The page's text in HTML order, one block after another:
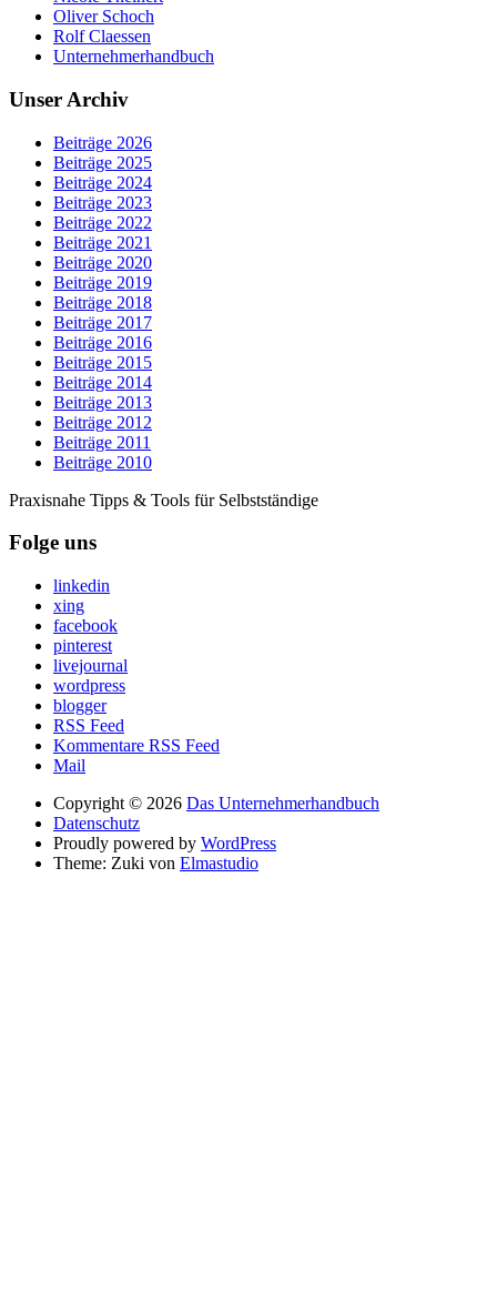
Oliver Schoch
Rolf Claessen
Unternehmerhandbuch
Unser Archiv
Beiträge 2026
Beiträge 2025
Beiträge 2024
Beiträge 2023
Beiträge 2022
Beiträge 2021
Beiträge 2020
Beiträge 2019
Beiträge 2018
Beiträge 2017
Beiträge 2016
Beiträge 2015
Beiträge 2014
Beiträge 2013
Beiträge 2012
Beiträge 2011
Beiträge 2010
Praxisnahe Tipps & Tools für Selbstständige
Folge uns
linkedin
xing
facebook
pinterest
livejournal
wordpress
blogger
RSS Feed
Kommentare RSS Feed
Mail
Copyright © 2026 Das Unternehmerhandbuch
Datenschutz
Proudly powered by WordPress
Theme: Zuki von Elmastudio